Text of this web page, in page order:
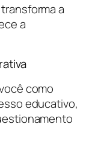
a
a
como
educativo,